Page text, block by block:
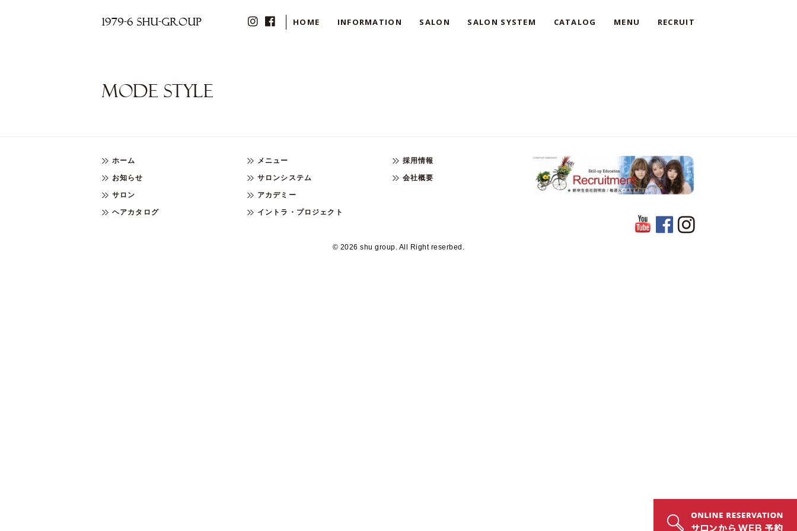
HOME INFORMATION SALON SALON SYSTEM CATALOG MENU RECRUIT
MODE STYLE
ホーム
お知らせ
サロン
ヘアカタログ
メニュー
サロンシステム
アカデミー
イントラ・プロジェクト
採用情報
会社概要
© 2026 shu group. All Right reserbed.